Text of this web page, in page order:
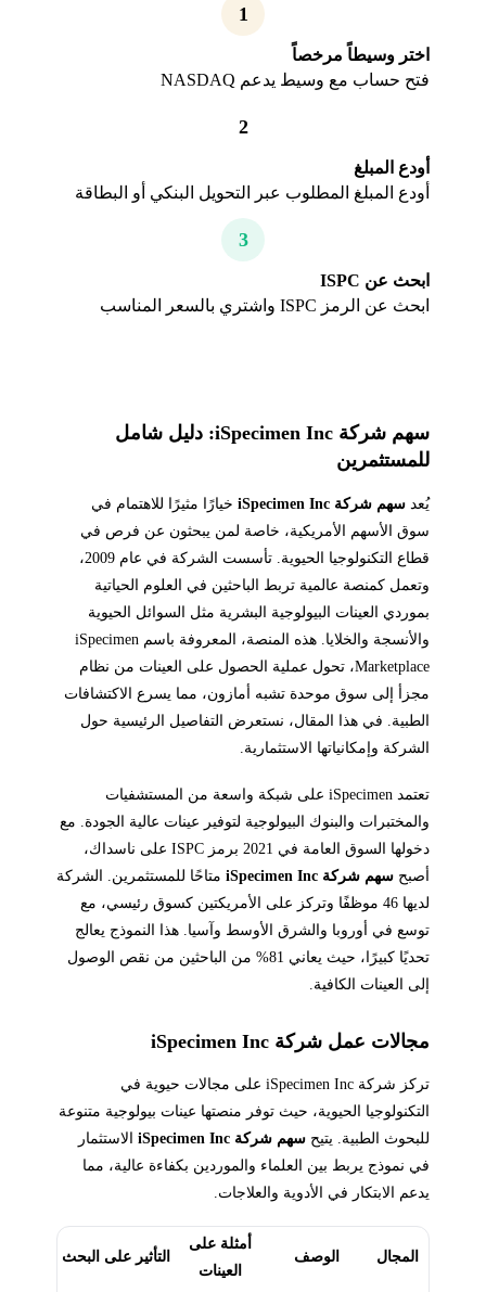
1
اختر وسيطاً مرخصاً
فتح حساب مع وسيط يدعم NASDAQ
2
أودع المبلغ
أودع المبلغ المطلوب عبر التحويل البنكي أو البطاقة
3
ابحث عن ISPC
ابحث عن الرمز ISPC واشتري بالسعر المناسب
سهم شركة iSpecimen Inc: دليل شامل
للمستثمرين
يُعد سهم شركة iSpecimen Inc
خيارًا مثيرًا للاهتمام في
سوق الأسهم الأمريكية، خاصة لمن يبحثون عن فرص في
قطاع التكنولوجيا الحيوية. تأسست الشركة في عام 2009،
وتعمل كمنصة عالمية تربط الباحثين في العلوم الحياتية
بموردي العينات البيولوجية البشرية مثل السوائل الحيوية
والأنسجة والخلايا. هذه المنصة، المعروفة باسم iSpecimen
Marketplace، تحول عملية الحصول على العينات من نظام
مجزأ إلى سوق موحدة تشبه أمازون، مما يسرع الاكتشافات
الطبية. في هذا المقال، نستعرض التفاصيل الرئيسية حول
الشركة وإمكانياتها الاستثمارية.
تعتمد iSpecimen على شبكة واسعة من المستشفيات
والمختبرات والبنوك البيولوجية لتوفير عينات عالية الجودة. مع
دخولها السوق العامة في 2021 برمز ISPC على ناسداك،
أصبح سهم شركة iSpecimen Inc
متاحًا للمستثمرين. الشركة
لديها 46 موظفًا وتركز على الأمريكتين كسوق رئيسي، مع
توسع في أوروبا والشرق الأوسط وآسيا. هذا النموذج يعالج
تحديًا كبيرًا، حيث يعاني 81% من الباحثين من نقص الوصول
إلى العينات الكافية.
مجالات عمل شركة iSpecimen Inc
تركز شركة iSpecimen Inc على مجالات حيوية في
التكنولوجيا الحيوية، حيث توفر منصتها عينات بيولوجية متنوعة
للبحوث الطبية. يتيح سهم شركة iSpecimen Inc
الاستثمار
في نموذج يربط بين العلماء والموردين بكفاءة عالية، مما
يدعم الابتكار في الأدوية والعلاجات.
المجال الوصف
أمثلة على
العينات
التأثير على البحث